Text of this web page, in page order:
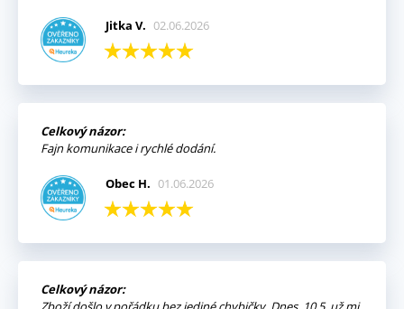
Jitka V. 02.06.2026
Celkový názor:
Fajn komunikace i rychlé dodání.
Obec H. 01.06.2026
Celkový názor: